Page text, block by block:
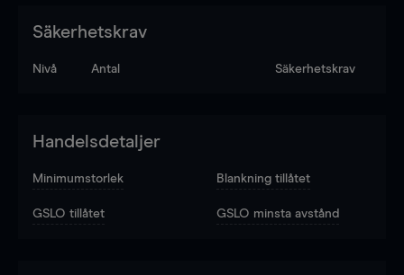
Säkerhetskrav
Nivå Antal Säkerhetskrav
Handelsdetaljer
Minimumstorlek Blankning tillåtet
GSLO tillåtet GSLO minsta avstånd